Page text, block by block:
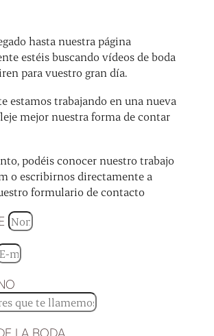
hasta nuestra página
estéis buscando vídeos de boda
para vuestro gran día.
estamos trabajando en una nueva
mejor nuestra forma de contar
podéis conocer nuestro trabajo
o escribirnos directamente a
formulario de contacto
LA BODA